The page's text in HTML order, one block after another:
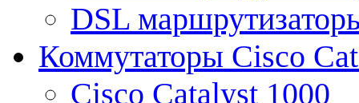
DSL
Коммутаторы Cisco
Cisco Catalyst 1000